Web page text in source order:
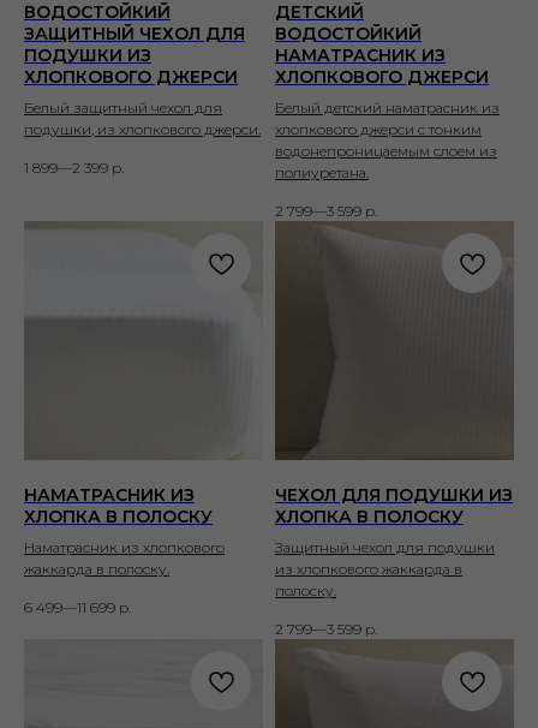
ВОДОСТОЙКИЙ
ЗАЩИТНЫЙ ЧЕХОЛ ДЛЯ
ПОДУШКИ ИЗ
ХЛОПКОВОГО ДЖЕРСИ
Белый защитный чехол для
подушки, из хлопкового джерси.
1 899—2 399 р.
ДЕТСКИЙ
ВОДОСТОЙКИЙ
НАМАТРАСНИК ИЗ
ХЛОПКОВОГО ДЖЕРСИ
Белый детский наматрасник из
хлопкового джерси с тонким
водонепроницаемым слоем из
полиуретана.
2 799—3 599 р.
НАМАТРАСНИК ИЗ
ХЛОПКА В ПОЛОСКУ
Наматрасник из хлопкового
жаккарда в полоску.
6 499—11 699 р.
ЧЕХОЛ ДЛЯ ПОДУШКИ ИЗ
ХЛОПКА В ПОЛОСКУ
Защитный чехол для подушки
из хлопкового жаккарда в
полоску.
2 799—3 599 р.